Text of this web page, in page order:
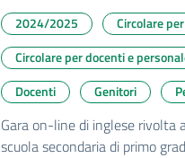
2024/2025
Circolare
Circolare per docenti e
Docenti
Genitori
Gara on-line di inglese
scuola secondaria di primo